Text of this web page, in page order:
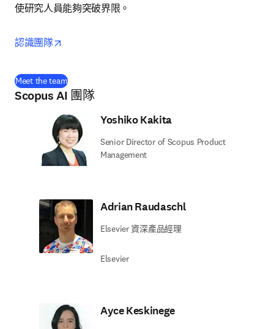
使研究人員能夠突破界限。
認識團隊
Meet the team(
Scopus AI 團隊
Yoshiko Kakita
Senior Director of Scopus Product
Management
Adrian Raudaschl
Elsevier 資深產品經理
Elsevier
Ayce Keskinege